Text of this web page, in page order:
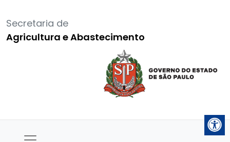
Secretaria de
Agricultura e Abastecimento